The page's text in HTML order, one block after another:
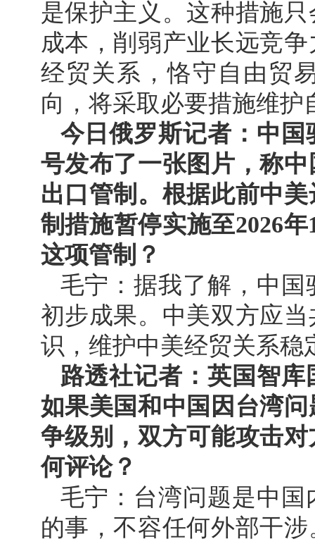
是保护主义。这种措施
成本，削弱产业长远竞
经贸关系，恪守自由贸
向，将采取必要措施维护
今日俄罗斯记者：中
号发布了一张图片，称
出口管制。根据此前中
制措施暂停实施至2026
这项管制？
毛宁：据我了解，中
初步成果。中美双方应
识，维护中美经贸关系稳
路透社记者：英国智
如果美国和中国因台湾
争级别，双方可能攻击
何评论？
毛宁：台湾问题是中
的事，不容任何外部干